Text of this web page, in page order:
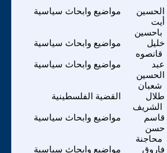
مواضيع وابحاث سياسية
الحسين
أيت
باحسين
مواضيع وابحاث سياسية
خليل
قانصوه
مواضيع وابحاث سياسية
عبد
الحسين
شعبان
القضية الفلسطينية
طلال
الشريف
مواضيع وابحاث سياسية
قاسم
حسن
محاجنة
مواضيع وابحاث سياسية
فاروق